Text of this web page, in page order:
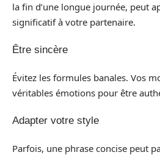
la fin d’une longue journée, peut
significatif à votre partenaire.
Être sincère
Évitez les formules banales. Vos
véritables émotions pour être
Adapter votre style
Parfois, une phrase concise peut